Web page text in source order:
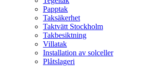
Papptak
Taksäkerhet
Taktvätt Stockholm
Takbesiktning
Villatak
Installation av solceller
Plåtslageri